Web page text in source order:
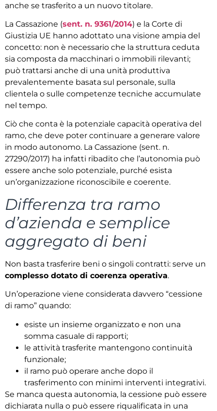
anche se trasferito a un nuovo titolare.
La Cassazione (sent. n. 9361/2014) e la Corte di
Giustizia UE hanno adottato una visione ampia del
concetto: non è necessario che la struttura ceduta
sia composta da macchinari o immobili rilevanti;
può trattarsi anche di una unità produttiva
prevalentemente basata sul personale, sulla
clientela o sulle competenze tecniche accumulate
nel tempo.
Ciò che conta è la potenziale capacità operativa del
ramo, che deve poter continuare a generare valore
in modo autonomo. La Cassazione (sent. n.
27290/2017) ha infatti ribadito che l’autonomia può
essere anche solo potenziale, purché esista
un’organizzazione riconoscibile e coerente.
Differenza tra ramo
d’azienda e semplice
aggregato di beni
Non basta trasferire beni o singoli contratti: serve un
complesso dotato di coerenza operativa.
Un’operazione viene considerata davvero “cessione
di ramo” quando:
esiste un insieme organizzato e non una
somma casuale di rapporti;
le attività trasferite mantengono continuità
funzionale;
il ramo può operare anche dopo il
trasferimento con minimi interventi integrativi.
Se manca questa autonomia, la cessione può essere
dichiarata nulla o può essere riqualificata in una